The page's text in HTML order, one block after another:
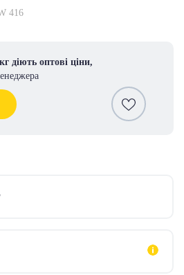
416
діють оптові ціни,